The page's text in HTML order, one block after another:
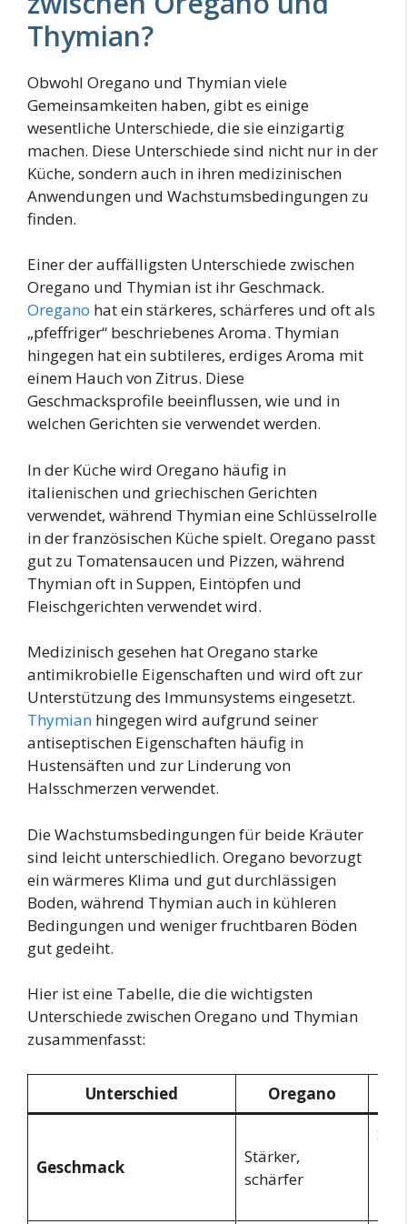
Thymian?
Obwohl Oregano und Thymian viele
Gemeinsamkeiten haben, gibt es einige
wesentliche Unterschiede, die sie einzigartig
machen. Diese Unterschiede sind nicht nur in der
Küche, sondern auch in ihren medizinischen
Anwendungen und Wachstumsbedingungen zu
finden.
Einer der auffälligsten Unterschiede zwischen
Oregano und Thymian ist ihr Geschmack.
Oregano hat ein stärkeres, schärferes und oft als
„pfeffriger“ beschriebenes Aroma. Thymian
hingegen hat ein subtileres, erdiges Aroma mit
einem Hauch von Zitrus. Diese
Geschmacksprofile beeinflussen, wie und in
welchen Gerichten sie verwendet werden.
In der Küche wird Oregano häufig in
italienischen und griechischen Gerichten
verwendet, während Thymian eine Schlüsselrolle
in der französischen Küche spielt. Oregano passt
gut zu Tomatensaucen und Pizzen, während
Thymian oft in Suppen, Eintöpfen und
Fleischgerichten verwendet wird.
Medizinisch gesehen hat Oregano starke
antimikrobielle Eigenschaften und wird oft zur
Unterstützung des Immunsystems eingesetzt.
Thymian hingegen wird aufgrund seiner
antiseptischen Eigenschaften häufig in
Hustensäften und zur Linderung von
Halsschmerzen verwendet.
Die Wachstumsbedingungen für beide Kräuter
sind leicht unterschiedlich. Oregano bevorzugt
ein wärmeres Klima und gut durchlässigen
Boden, während Thymian auch in kühleren
Bedingungen und weniger fruchtbaren Böden
gut gedeiht.
Hier ist eine Tabelle, die die wichtigsten
Unterschiede zwischen Oregano und Thymian
zusammenfasst:
Unterschied Oregano
Geschmack
Stärker,
schärfer